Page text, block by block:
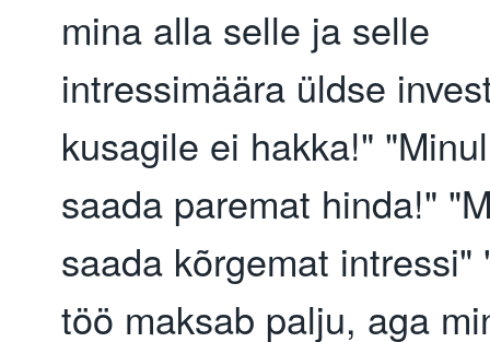
mina alla selle ja selle
intressimäära üldse
kusagile ei hakka!"
saada paremat hinda!"
saada kõrgemat intressi"
töö maksab palju, aga